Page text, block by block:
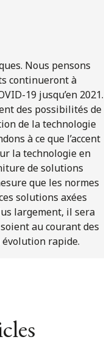
Nous pensons
continueront à
19 jusqu’en 2021.
des possibilités de
de la technologie
à ce que l’accent
la technologie en
de solutions
que les normes
solutions axées
largement, il sera
au courant des
évolution rapide.